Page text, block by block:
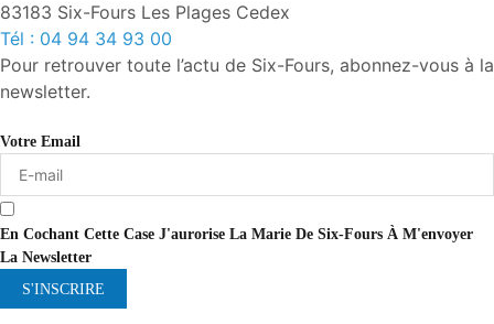
83183 Six-Fours Les Plages Cedex
Tél : 04 94 34 93 00
Pour retrouver toute l’actu de Six-Fours, abonnez-vous à la
newsletter.
Votre Email
En Cochant Cette Case J'aurorise La Marie De Six-Fours À M'envoyer
La Newsletter
S'INSCRIRE